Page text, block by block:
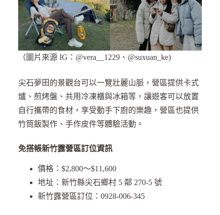
（圖片來源 IG：@vera__1229、@suxuan_ke)
尖石夢田的景觀台可以一覽壯麗山脈，營區提供卡式
爐、煎烤盤、共用冷凍櫃與冰箱等，讓遊客可以放置
自行攜帶的食材，享受動手下廚的樂趣，營區也提供
竹筒飯製作、手作皮件等體驗活動。
免搭帳新竹露營區訂位資訊
價格：$2,800～$11,600
地址：新竹縣尖石鄉村 5 鄰 270-5 號
新竹露營區訂位：0928-006-345